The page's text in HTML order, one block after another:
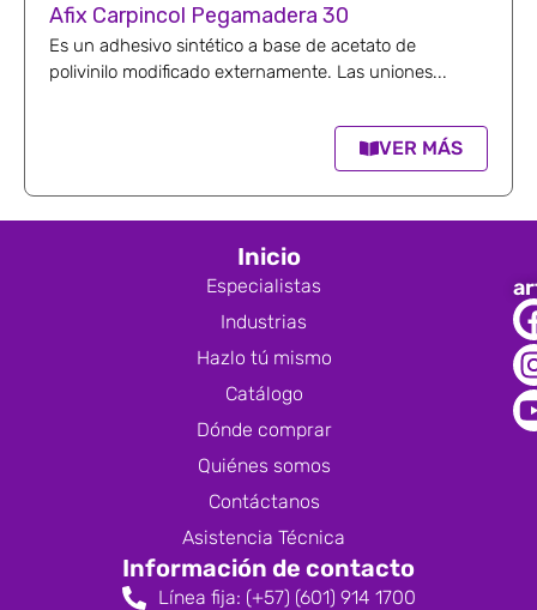
Afix Carpincol Pegamadera 30
Es un adhesivo sintético a base de acetato de
polivinilo modificado externamente. Las uniones...
VER MÁS
Inicio
Especialistas
Industrias
Hazlo tú mismo
Catálogo
Dónde comprar
Quiénes somos
Contáctanos
Asistencia Técnica
Información de contacto
Línea fija: (+57) (601) 914 1700